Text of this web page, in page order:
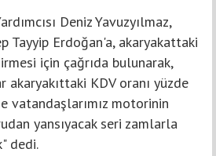
Deniz Yavuzyılmaz,
Tayyip Erdoğan'a, akaryakattaki
için çağrıda bulunarak,
akaryakıttaki KDV oranı yüzde
vatandaşlarımız motorinin
yansıyacak seri zamlarla
dedi.